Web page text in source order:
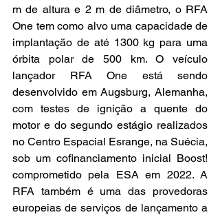
m de altura e 2 m de diâmetro, o RFA
One tem como alvo uma capacidade de
implantação de até 1300 kg para uma
órbita polar de 500 km. O veículo
lançador RFA One está sendo
desenvolvido em Augsburg, Alemanha,
com testes de ignição a quente do
motor e do segundo estágio realizados
no Centro Espacial Esrange, na Suécia,
sob um cofinanciamento inicial Boost!
comprometido pela ESA em 2022. A
RFA também é uma das provedoras
europeias de serviços de lançamento a